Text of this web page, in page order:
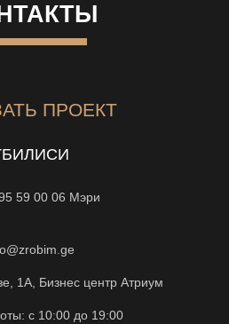
ПРОЕКТ
59 00 06 Мэри
1А, Бизнес центр Атриум
с 10:00 до 19:00